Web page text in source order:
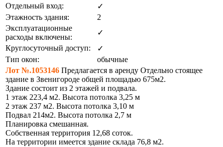
Отдельный вход:
✓
Этажность здания:
2
Эксплуатационные
расходы включены:
✓
Круглосуточный доступ:
✓
Тип окон:
обычные
Лот №.1053146 Предлагается в аренду Отдельно стоящее
здание в Звенигороде общей площадью 675м2.
Здание состоит из 2 этажей и подвала.
1 этаж 223,4 м2. Высота потолка 3,25 м
2 этаж 237 м2. Высота потолка 3,10 м
Подвал 214м2. Высота потолка 2,7 м
Планировка смешанная.
Собственная территория 12,68 соток.
На территории имеется здание склада 76,8 м2.